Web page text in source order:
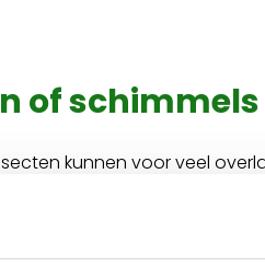
of schimmels
kunnen voor veel
in en rondom